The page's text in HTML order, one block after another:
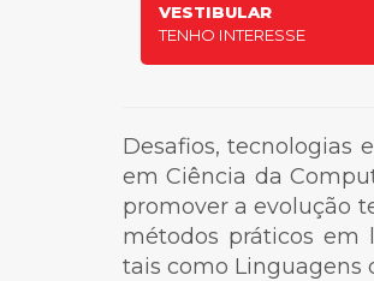
VESTIBULAR
TENHO INTERESSE
Desafios, tecnologias
em Ciência da
promover a evolução
métodos práticos em
tais como Linguagens